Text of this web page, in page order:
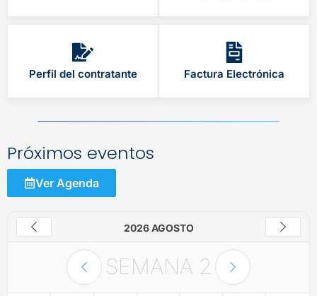
Perfil del contratante Factura Electrónica
Próximos eventos
Ver Agenda
2026 AGOSTO
SEMANA 2